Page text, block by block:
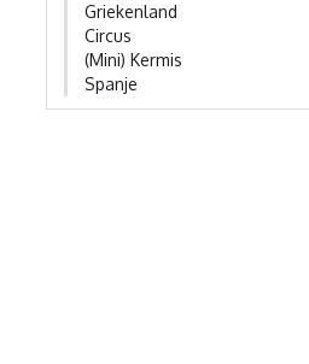
Griekenland
Circus
(Mini) Kermis
Spanje